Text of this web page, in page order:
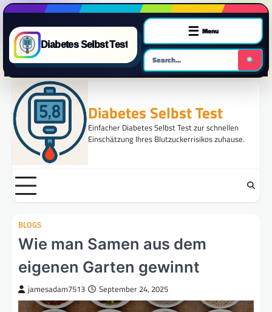
Diabetes Selbst Test
☰ Menu
content
Diabetes Selbst Test
Einfacher Diabetes Selbst Test zur schnellen
Einschätzung Ihres Blutzuckerrisikos zuhause.
BLOGS
Wie man Samen aus dem
eigenen Garten gewinnt
jamesadam7513 September 24, 2025